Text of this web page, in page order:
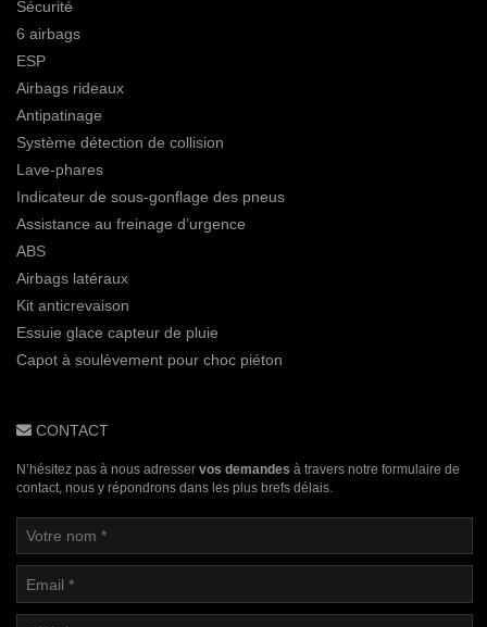
Sécurité
6 airbags
ESP
Airbags rideaux
Antipatinage
Système détection de collision
Lave-phares
Indicateur de sous-gonflage des pneus
Assistance au freinage d’urgence
ABS
Airbags latéraux
Kit anticrevaison
Essuie glace capteur de pluie
Capot à soulèvement pour choc piéton
CONTACT
N’hésitez pas à nous adresser vos demandes à travers notre formulaire de
contact, nous y répondrons dans les plus brefs délais.